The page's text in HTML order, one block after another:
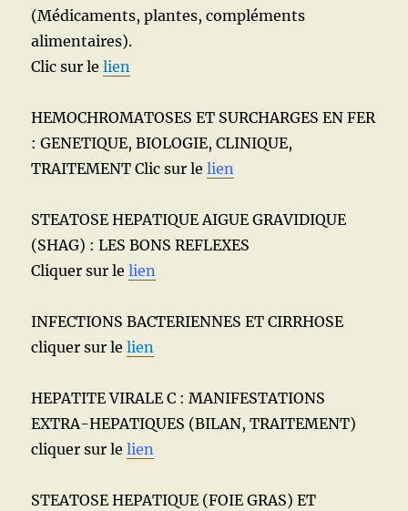
(Médicaments, plantes, compléments
alimentaires).
Clic sur lelien
HEMOCHROMATOSES ET SURCHARGES EN FER
: GENETIQUE, BIOLOGIE, CLINIQUE,
TRAITEMENT Clic sur lelien
STEATOSE HEPATIQUE AIGUE GRAVIDIQUE
(SHAG) : LES BONS REFLEXES
Cliquer sur lelien
INFECTIONS BACTERIENNES ET CIRRHOSE
cliquer sur lelien
HEPATITE VIRALE C : MANIFESTATIONS
EXTRA-HEPATIQUES (BILAN, TRAITEMENT)
cliquer sur lelien
STEATOSE HEPATIQUE (FOIE GRAS) ET